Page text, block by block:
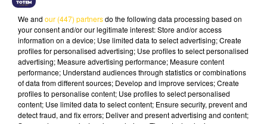
Lecture (2 min 51 sec)
15 mai 2025 - 2 min 51 sec
We and our (447) partnersdo the following data processing based on
your consent and/or our legitimate interest: Store and/or access
information on a device; Use limited data to select advertising; Create
profiles for personalised advertising; Use profiles to select personalised
advertising; Measure advertising performance; Measure content
performance; Understand audiences through statistics or combinations
of data from different sources; Develop and improve services; Create
profiles to personalise content; Use profiles to select personalised
content; Use limited data to select content; Ensure security, prevent and
detect fraud, and fix errors; Deliver and present advertising and content;